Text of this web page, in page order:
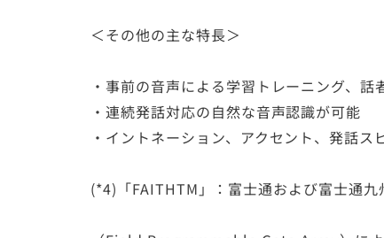
＜その他の主な特長＞
・事前の音声による学習トレーニング、話
・連続発話対応の自然な音声認識が可能
・イントネーション、アクセント、発話ス
(*4)「FAITHTM」：富士通および富士通